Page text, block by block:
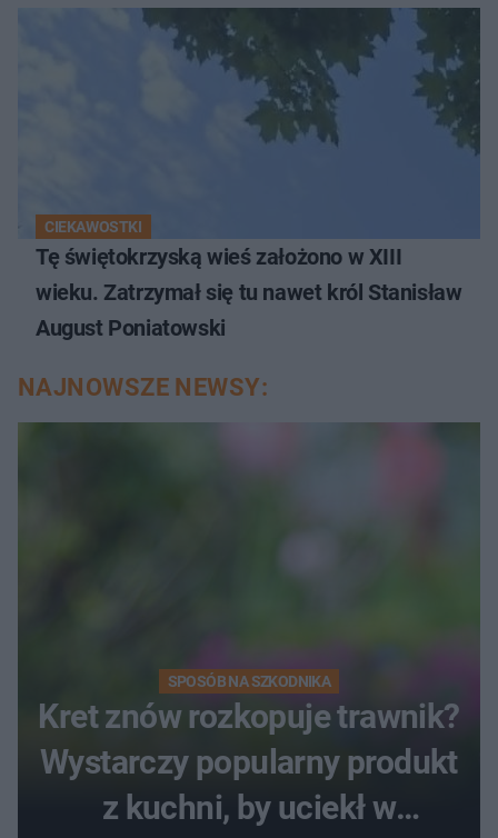
CIEKAWOSTKI
Tę świętokrzyską wieś założono w XIII
wieku. Zatrzymał się tu nawet król Stanisław
August Poniatowski
NAJNOWSZE NEWSY:
SPOSÓB NA SZKODNIKA
Kret znów rozkopuje trawnik?
Wystarczy popularny produkt
z kuchni, by uciekł w